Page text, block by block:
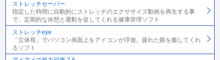
ストレッチセーバー
指定した時間に自動的にストレッチのエクササイズ動画を再生する事
で、定期的な休憩と運動を促してくれる健康管理ソフト
ストレッチeye
「立体視」でパソコン画面上をアイコンが浮遊。疲れた眼を癒してくれ
るソフト